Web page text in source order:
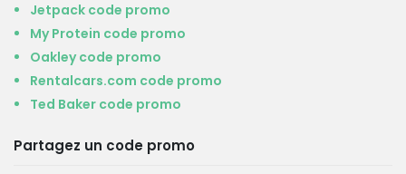
Jetpack code promo
My Protein code promo
Oakley code promo
Rentalcars.com code promo
Ted Baker code promo
Partagez un code promo